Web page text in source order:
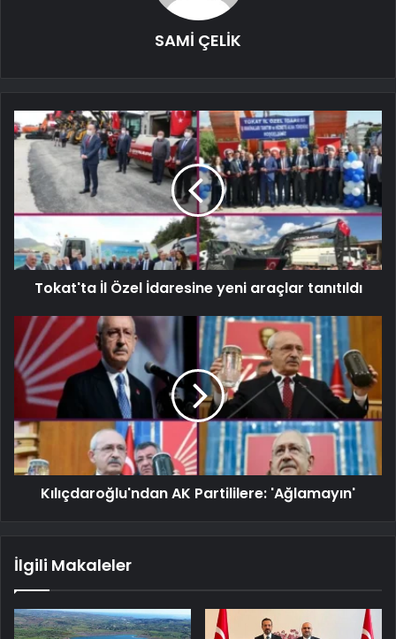
SAMİ ÇELİK
Tokat'ta İl Özel İdaresine yeni araçlar tanıtıldı
Kılıçdaroğlu'ndan AK Partililere: 'Ağlamayın'
İlgili Makaleler